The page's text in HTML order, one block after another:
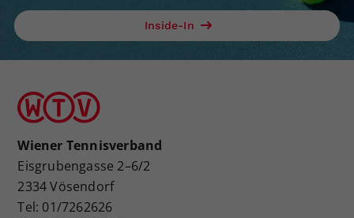
Inside-In
Wiener Tennisverband
Eisgrubengasse 2–6/2
2334 Vösendorf
Tel: 01/7262626